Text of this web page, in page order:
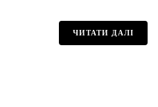
ЧИТАТИ ДАЛІ